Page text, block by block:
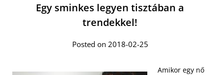
Egy sminkes legyen tisztában a
trendekkel!
Posted on 2018-02-25
Amikor egy nő